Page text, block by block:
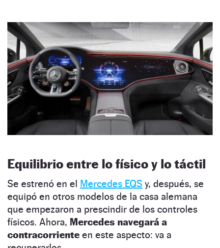
Equilibrio entre lo físico y lo táctil
Se estrenó en el Mercedes EQS y, después, se
equipó en otros modelos de la casa alemana
que empezaron a prescindir de los controles
físicos. Ahora, Mercedes navegará a
contracorriente en este aspecto: va a